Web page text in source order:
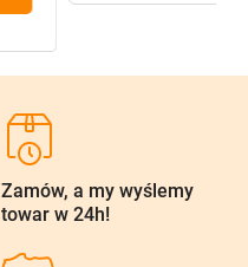
Zamów, a my wyślemy
towar w 24h!